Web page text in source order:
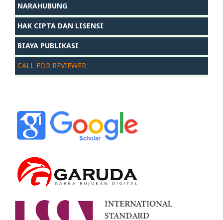
NARAHUBUNG
HAK CIPTA DAN LISENSI
BIAYA PUBLIKASI
CALL FOR REVIEWER